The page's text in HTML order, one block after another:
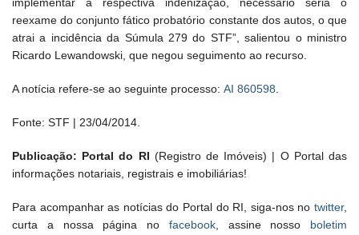
reexame do conjunto fático probatório constante dos autos, o que
atrai a incidência da Súmula 279 do STF”, salientou o ministro
Ricardo Lewandowski, que negou seguimento ao recurso.
A notícia refere-se ao seguinte processo: AI 860598
Fonte: STF | 23/04/2014.
Publicação: Portal do RI (Registro de Imóveis) | O Portal das
informações notariais, registrais e imobiliárias!
Para acompanhar as notícias do Portal do RI, siga-nos no twitter,
curta a nossa página no facebook, assine nosso boletim